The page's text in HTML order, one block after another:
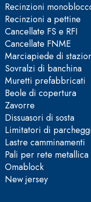
Recinzioni
Recinzioni a pettine
Cancellate FS e RFI
Cancellate FNME
Marciapiede di
Sovralzi di banchina
Muretti prefabbricati
Beole di copertura
Zavorre
Dissuasori di sosta
Limitatori di
Lastre camminamenti
Pali per rete metallica
Omablock
New jersey